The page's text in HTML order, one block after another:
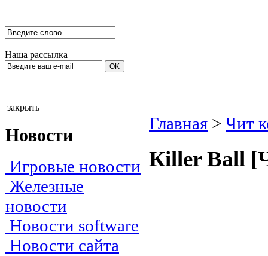
Наша рассылка
закрыть
Новости
Игровые новости
Железные
новости
Новости software
Новости сайта
Главная > Чит
Кiller Ваll